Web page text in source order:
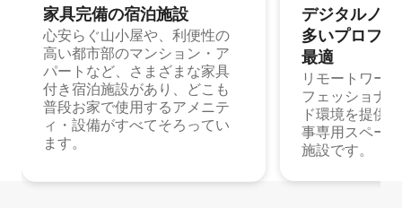
家具完備の宿⁠泊⁠施⁠設
心安らぐ山小屋や、利便性の
高い都市部のマンション・ア
パートなど、さまざまな家具
付き宿泊施設があり、どこも
普段お家で使用するアメニテ
ィ・設備がすべてそろってい
ます。
デジタルノ
多⁠いプ⁠ロ⁠フ⁠
最⁠適
リモートワー
フェッショナ
ド環境を提供
事専用スペー
施設です。